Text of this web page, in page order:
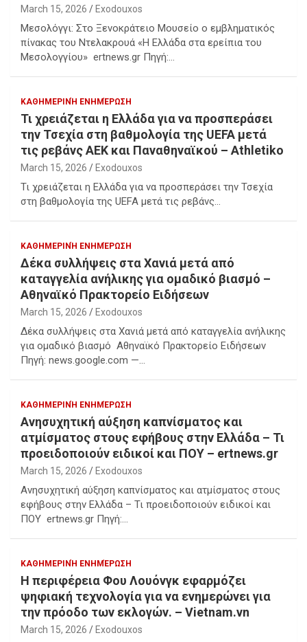
March 15, 2026 Exodouxos
Μεσολόγγι: Στο Ξενοκράτειο Μουσείο ο εμβληματικός
πίνακας του Ντελακρουά «Η Ελλάδα στα ερείπια του
Μεσολογγίου» ertnews.gr Πηγή:…
ΚΑΘΗΜΕΡΙΝΉ ΕΝΗΜΈΡΩΣΗ
Τι χρειάζεται η Ελλάδα για να προσπεράσει
την Τσεχία στη βαθμολογία της UEFA μετά
τις ρεβάνς ΑΕΚ και Παναθηναϊκού – Athletiko
March 15, 2026 Exodouxos
Τι χρειάζεται η Ελλάδα για να προσπεράσει την Τσεχία
στη βαθμολογία της UEFA μετά τις ρεβάνς…
ΚΑΘΗΜΕΡΙΝΉ ΕΝΗΜΈΡΩΣΗ
Δέκα συλλήψεις στα Χανιά μετά από
καταγγελία ανήλικης για ομαδικό βιασμό –
Αθηναϊκό Πρακτορείο Ειδήσεων
March 15, 2026 Exodouxos
Δέκα συλλήψεις στα Χανιά μετά από καταγγελία ανήλικης
για ομαδικό βιασμό Αθηναϊκό Πρακτορείο Ειδήσεων
Πηγή: news.google.com —…
ΚΑΘΗΜΕΡΙΝΉ ΕΝΗΜΈΡΩΣΗ
Ανησυχητική αύξηση καπνίσματος και
ατμίσματος στους εφήβους στην Ελλάδα – Τι
προειδοποιούν ειδικοί και ΠΟΥ – ertnews.gr
March 15, 2026 Exodouxos
Ανησυχητική αύξηση καπνίσματος και ατμίσματος στους
εφήβους στην Ελλάδα – Τι προειδοποιούν ειδικοί και
ΠΟΥ ertnews.gr Πηγή:…
ΚΑΘΗΜΕΡΙΝΉ ΕΝΗΜΈΡΩΣΗ
Η περιφέρεια Φου Λουόνγκ εφαρμόζει
ψηφιακή τεχνολογία για να ενημερώνει για
την πρόοδο των εκλογών. – Vietnam.vn
March 15, 2026 Exodouxos